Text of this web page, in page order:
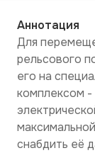
Аннотация
Для
рельсового
его на
комплексом -
снабдить её